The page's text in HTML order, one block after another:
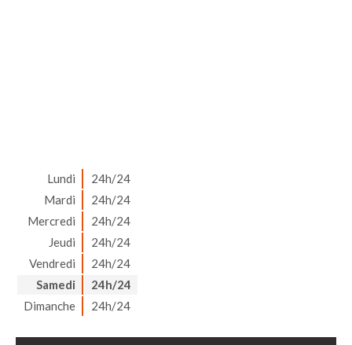
Lundi
24h/24
Mardi
24h/24
Mercredi
24h/24
Jeudi
24h/24
Vendredi
24h/24
Samedi
24h/24
Dimanche
24h/24